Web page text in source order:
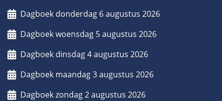
Dagboek donderdag 6 augustus 2026
Dagboek woensdag 5 augustus 2026
Dagboek dinsdag 4 augustus 2026
Dagboek maandag 3 augustus 2026
Dagboek zondag 2 augustus 2026